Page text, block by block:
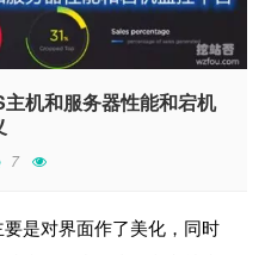
机和服务器性能和宕机
7
是对界面作了美化，同时